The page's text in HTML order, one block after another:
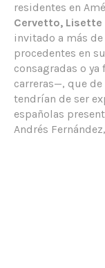
residentes en
Cervetto, Lisette
invitado a más
procedentes en
consagradas o
carreras—, que
tendrían de ser
españolas
Andrés